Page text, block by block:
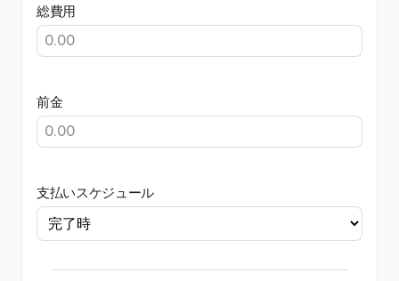
総費用
前金
支払いスケジュール